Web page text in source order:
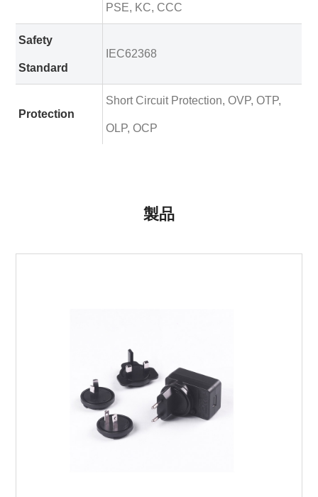
PSE, KC, CCC
Safety
Standard
IEC62368
Protection
Short Circuit Protection, OVP, OTP,
OLP, OCP
製品